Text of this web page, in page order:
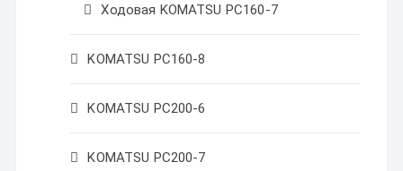
Ходовая KOMATSU PC160-7
KOMATSU PC160-8
KOMATSU PC200-6
KOMATSU PC200-7